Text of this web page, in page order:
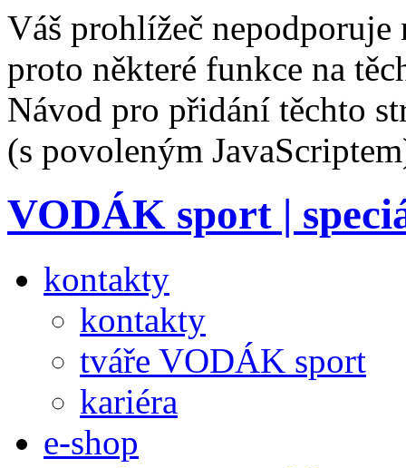
Váš prohlížeč nepodporuje
proto některé funkce na
Návod pro přidání těchto
(s povoleným
VODÁK sport |
kontakty
kontakty
tváře VODÁK sport
kariéra
e-shop